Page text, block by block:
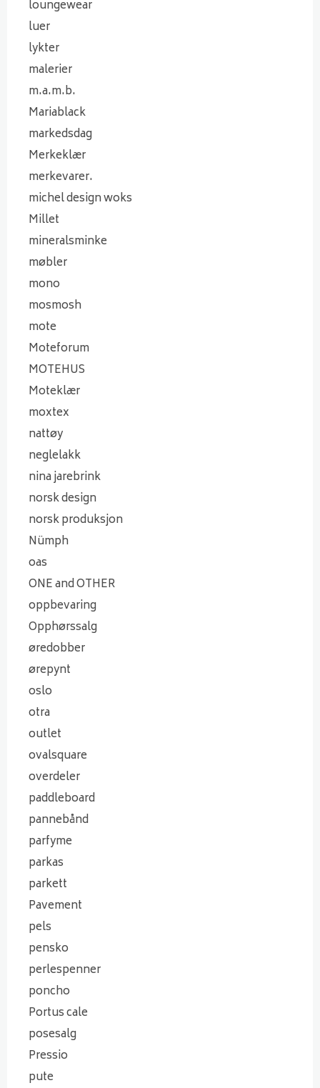
loungewear
luer
lykter
malerier
m.a.m.b.
Mariablack
markedsdag
Merkeklær
merkevarer.
michel design woks
Millet
mineralsminke
møbler
mono
mosmosh
mote
Moteforum
MOTEHUS
Moteklær
moxtex
nattøy
neglelakk
nina jarebrink
norsk design
norsk produksjon
Nümph
oas
ONE and OTHER
oppbevaring
Opphørssalg
øredobber
ørepynt
oslo
otra
outlet
ovalsquare
overdeler
paddleboard
pannebånd
parfyme
parkas
parkett
Pavement
pels
pensko
perlespenner
poncho
Portus cale
posesalg
Pressio
pute